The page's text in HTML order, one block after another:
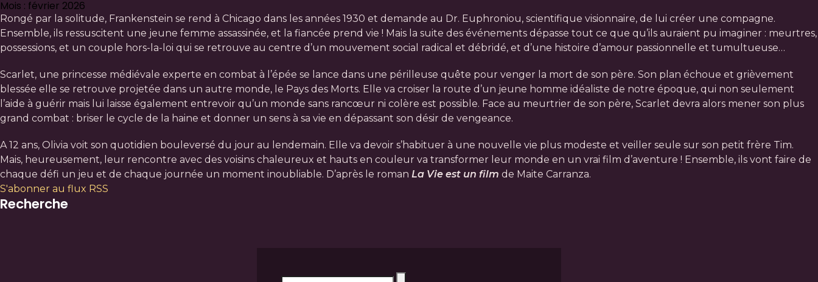
Mois : février 2026
Rongé par la solitude, Frankenstein se rend à Chicago dans les années 1930 et demande au Dr. Euphroniou, scientifique visionnaire, de lui créer une compagne.
Ensemble, ils ressuscitent une jeune femme assassinée, et la fiancée prend vie ! Mais la suite des événements dépasse tout ce que qu’ils auraient pu imaginer : meurtres,
possessions, et un couple hors-la-loi qui se retrouve au centre d’un mouvement social radical et débridé, et d’une histoire d’amour passionnelle et tumultueuse…
Scarlet, une princesse médiévale experte en combat à l’épée se lance dans une périlleuse quête pour venger la mort de son père. Son plan échoue et grièvement
blessée elle se retrouve projetée dans un autre monde, le Pays des Morts. Elle va croiser la route d’un jeune homme idéaliste de notre époque, qui non seulement
l’aide à guérir mais lui laisse également entrevoir qu’un monde sans rancœur ni colère est possible. Face au meurtrier de son père, Scarlet devra alors mener son plus
grand combat : briser le cycle de la haine et donner un sens à sa vie en dépassant son désir de vengeance.
A 12 ans, Olivia voit son quotidien bouleversé du jour au lendemain. Elle va devoir s’habituer à une nouvelle vie plus modeste et veiller seule sur son petit frère Tim.
Mais, heureusement, leur rencontre avec des voisins chaleureux et hauts en couleur va transformer leur monde en un vrai film d’aventure ! Ensemble, ils vont faire de
chaque défi un jeu et de chaque journée un moment inoubliable. D’après le roman La Vie est un film de Maite Carranza.
S'abonner au flux RSS
Recherche